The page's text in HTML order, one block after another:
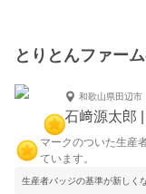
とりとんファー
和歌山県田辺市
石﨑源太郎
マークのついた生産
ています。
生産者バッジの基準が新しく